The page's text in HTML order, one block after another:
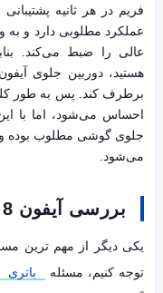
عملکرد مطلوبی دارد و
عالی را ضبط می‌کند.
احساس می‌شود، اما با
جلوی گوشی مطلوب بوده
می‌شود.
بررسی آیفون 8 اپل: باتری
توجه کنیم، مسئله
باتری